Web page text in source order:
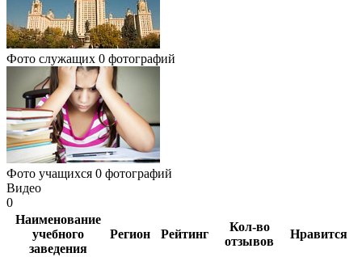
Фото служащих 0 фотографий
Фото учащихся 0 фотографий
Видео
0
Наименование
учебного
заведения
Регион Рейтинг
Кол-во
отзывов
Нравится